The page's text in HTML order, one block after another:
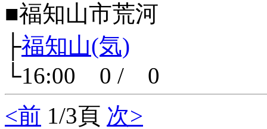
■福知山市荒河
├福知山(気)
└16:00 0 / 0
<前 1/3頁 次>